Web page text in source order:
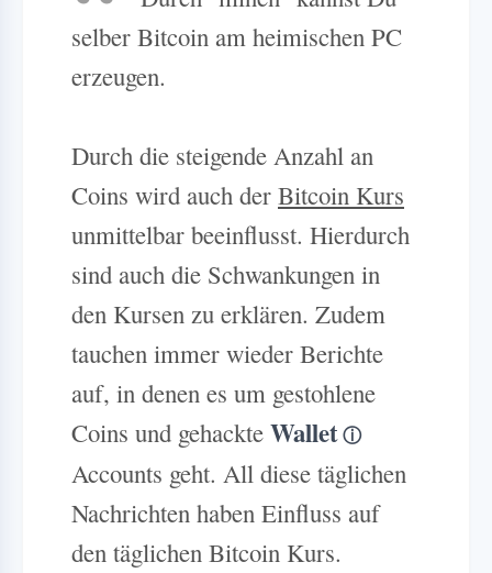
selber Bitcoin am heimischen PC
erzeugen.
Durch die steigende Anzahl an
Coins wird auch der Bitcoin Kurs
unmittelbar beeinflusst. Hierdurch
sind auch die Schwankungen in
den Kursen zu erklären. Zudem
tauchen immer wieder Berichte
auf, in denen es um gestohlene
Coins und gehackte Wallet
Accounts geht. All diese täglichen
Nachrichten haben Einfluss auf
den täglichen Bitcoin Kurs.